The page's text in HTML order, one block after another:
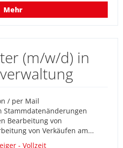
Mehr
(m/w/d) in
/ per Mail
Stammdatenänderungen
Bearbeitung von
von Verkäufen am...
- Vollzeit